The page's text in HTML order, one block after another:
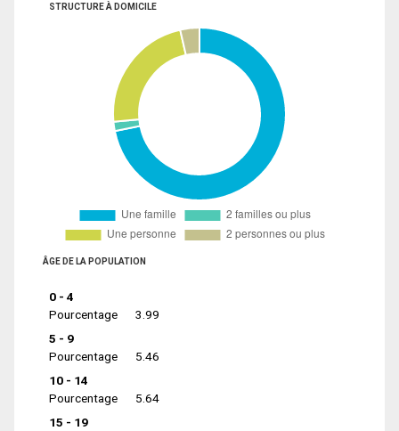
STRUCTURE À DOMICILE
ÂGE DE LA POPULATION
0 - 4
Pourcentage
3.99
5 - 9
Pourcentage
5.46
10 - 14
Pourcentage
5.64
15 - 19